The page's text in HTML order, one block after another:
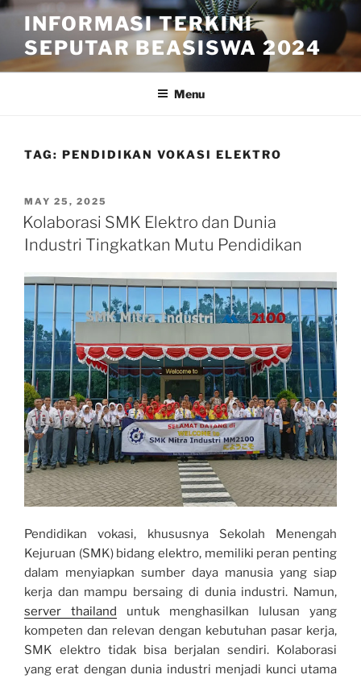
Skip
content
INFORMASI TERKINI
SEPUTAR BEASISWA 2024
Menu
TAG: PENDIDIKAN VOKASI ELEKTRO
POSTED
ON
MAY 25, 2025
Kolaborasi SMK Elektro dan Dunia
Industri Tingkatkan Mutu Pendidikan
Pendidikan vokasi, khususnya Sekolah Menengah
Kejuruan (SMK) bidang elektro, memiliki peran penting
dalam menyiapkan sumber daya manusia yang siap
kerja dan mampu bersaing di dunia industri. Namun,
server thailand untuk menghasilkan lulusan yang
kompeten dan relevan dengan kebutuhan pasar kerja,
SMK elektro tidak bisa berjalan sendiri. Kolaborasi
yang erat dengan dunia industri menjadi kunci utama